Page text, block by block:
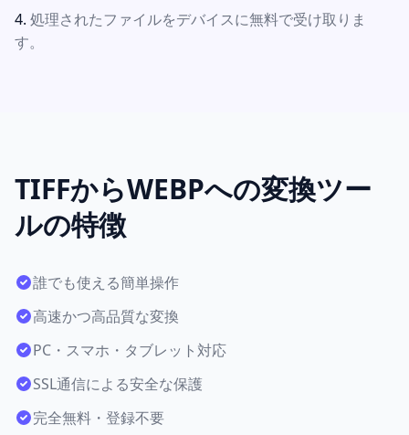
処理されたファイルをデバイスに無料で受け取りま
す。
TIFFからWEBPへの変換ツー
ルの特徴
誰でも使える簡単操作
高速かつ高品質な変換
PC・スマホ・タブレット対応
SSL通信による安全な保護
完全無料・登録不要